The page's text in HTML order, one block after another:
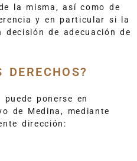
la misma, así como de
y en particular si la
de adecuación de
ponerse en
de Medina, mediante
dirección: